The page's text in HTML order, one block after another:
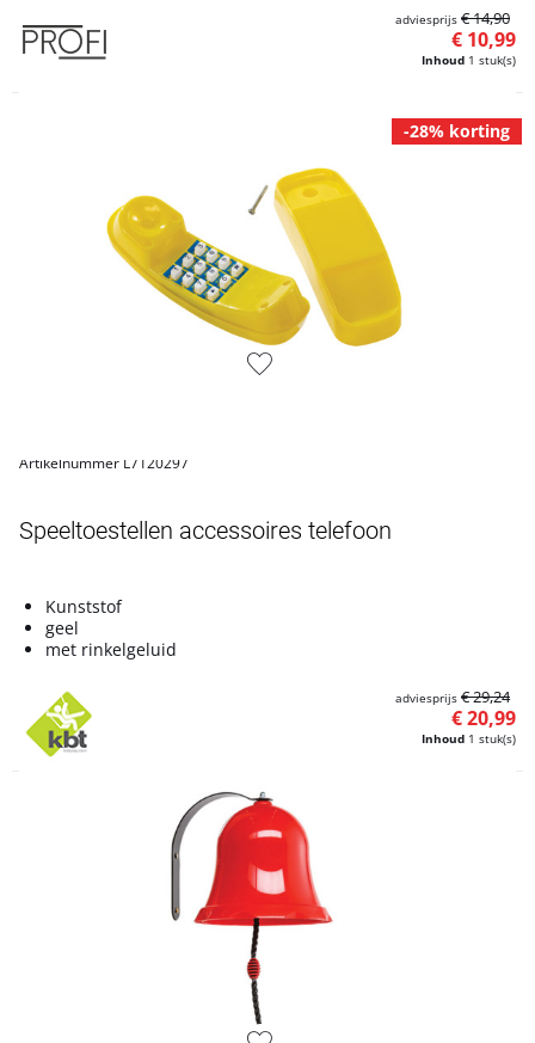
Inhoud 1 stuk(s)
€ 10,99
adviesprijs € 14,90
-28% korting
Artikelnummer L7120297
Speeltoestellen accessoires telefoon
Kunststof
geel
met rinkelgeluid
Inhoud 1 stuk(s)
€ 20,99
adviesprijs € 29,24